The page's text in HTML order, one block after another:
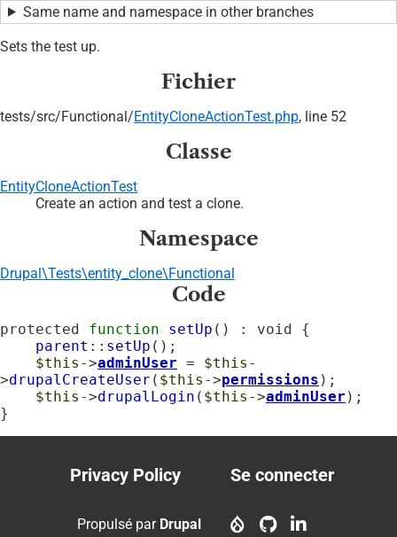
Same name and namespace in other branches
Sets the test up.
Fichier
tests/src/Functional/EntityCloneActionTest.php, line 52
Classe
EntityCloneActionTest
Create an action and test a clone.
Namespace
Drupal\Tests\entity_clone\Functional
Code
protected function setUp () : void {
parent :: setUp ();
$this ->adminUser = $this -
>drupalCreateUser ( $this ->permissions );
$this ->drupalLogin ( $this ->adminUser );
}
Footer
menu
Privacy Policy
account
Se connecter
Propulsé par Drupal